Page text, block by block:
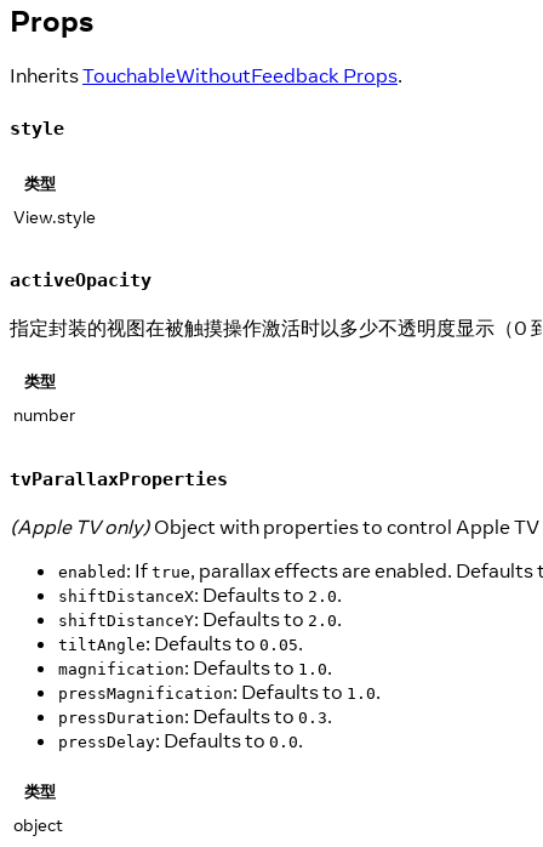
Props
InheritsTouchableWithoutFeedback Props.
style
类型
View.style
activeOpacity
指定封装的视图在被触摸操作激活时以多少不透明度显示（0
类型
number
tvParallaxProperties
(Apple TV only) Object with properties to control Apple
enabled : If true, parallax effects are enabled. Defaults
shiftDistanceX: Defaults to 2.0.
shiftDistanceY: Defaults to 2.0.
tiltAngle: Defaults to 0.05.
magnification: Defaults to 1.0.
pressMagnification: Defaults to 1.0.
pressDuration: Defaults to 0.3.
pressDelay: Defaults to 0.0.
类型
object